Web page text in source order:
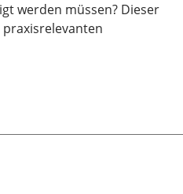
werden müssen? Dieser